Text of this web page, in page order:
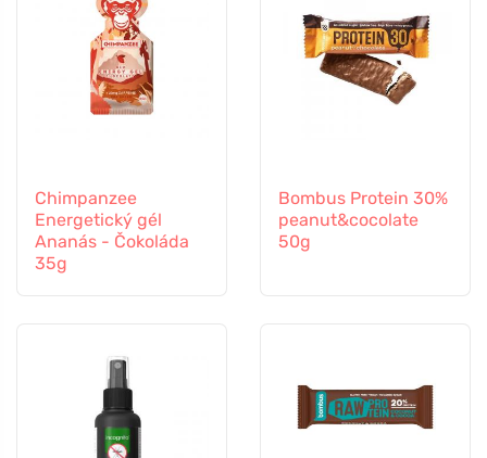
Chimpanzee
Energetický gél
Ananás - Čokoláda
35g
Bombus Protein 30%
peanut&cocolate
50g